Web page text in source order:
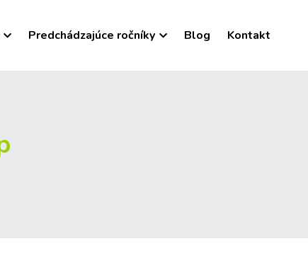
Predchádzajúce ročníky Blog Kontakt